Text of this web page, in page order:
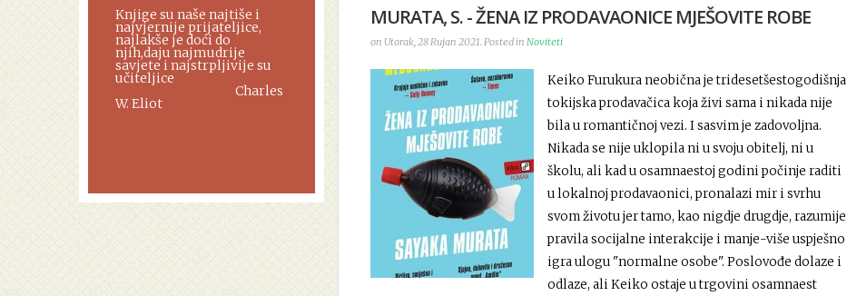
Knjige su naše najtiše i
najvjernije prijateljice,
najlakše je doći do
njih,daju najmudrije
savjete i najstrpljivije su
učiteljice
Charles
W. Eliot
MURATA, S. - ŽENA IZ PRODAVAONICE MJEŠOVITE ROBE
on Utorak, 28 Rujan 2021. Posted in Noviteti
Keiko Furukura neobična je tridesetšestogodišnja
tokijska prodavačica koja živi sama i nikada nije
bila u romantičnoj vezi. I sasvim je zadovoljna.
Nikada se nije uklopila ni u svoju obitelj, ni u
školu, ali kad u osamnaestoj godini počinje raditi
u lokalnoj prodavaonici, pronalazi mir i svrhu
svom životu jer tamo, kao nigdje drugdje, razumije
pravila socijalne interakcije i manje-više uspješno
igra ulogu "normalne osobe". Poslovođe dolaze i
odlaze, ali Keiko ostaje u trgovini osamnaest